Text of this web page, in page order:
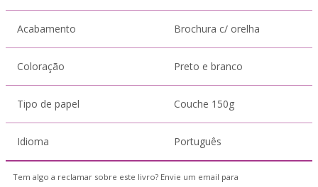
Acabamento Brochura c/ orelha
Coloração Preto e branco
Tipo de papel Couche 150g
Idioma Português
Tem algo a reclamar sobre este livro? Envie um email para